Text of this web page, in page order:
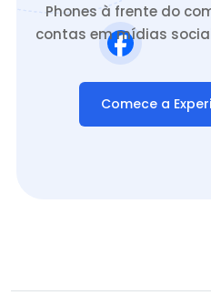
Phones à frente do
contas em mídias
Comece a